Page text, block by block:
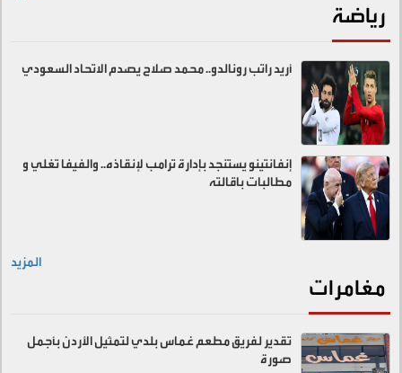
رياضة
أريد راتب رونالدو.. محمد صلاح يصدم الاتحاد السعودي
إنفانتينو يستنجد بإدارة ترامب لإنقاذه.. والفيفا تغلي و
مطالبات باقالته
المزيد
مغامرات
تقدير لفريق مطعم غماس بلدي لتمثيل الأردن بأجمل
صورة